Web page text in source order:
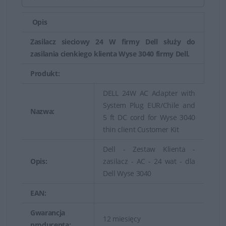
wtyków:
USB-C(najnowszy),
7.4mm(gruby) oraz4.5mm
funkcję ładowania. Przed zakupem
takiego zasilacza upewnij się, że
posiadany laptop wspiera takie
3. Model laptopa a kompatybilność
Jeśli nie jesteś pewny – sprawdź w
numeru
naszymi Doradcami .
Opis
Zasilacz sieciowy 24 W firmy Dell służy do
zasilania cienkiego klienta Wyse 3040 firmy Dell.
Produkt:
Nazwa:
DELL 24W AC Adapter with
System Plug EUR/Chile and
5 ft DC cord for Wyse 3040
thin client Customer Kit
Opis:
Dell - Zestaw Klienta -
zasilacz - AC - 24 wat - dla
Dell Wyse 3040
EAN:
Gwarancja
12 miesięcy